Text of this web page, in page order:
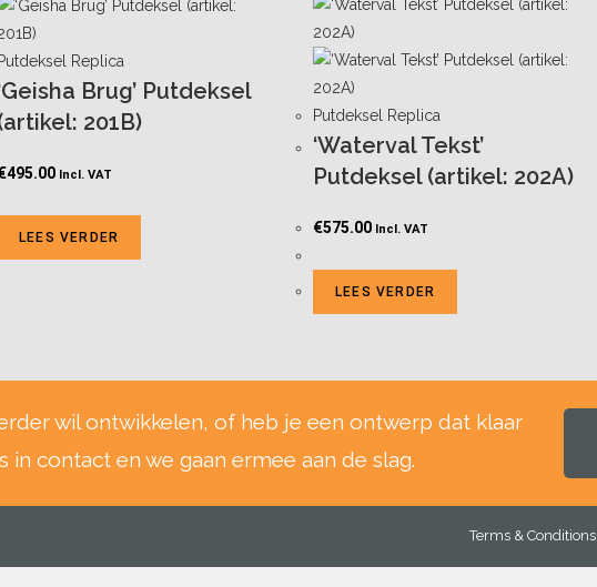
Putdeksel Replica
Brug’ Putdeksel
201B)
495.00 Incl. VAT
LEES VERDER
Putdeksel Replica
‘Waterval Tekst’
Putdeksel (artikel: 202A)
€575.00 Incl. VAT
LEES VERDER
wil ontwikkelen, of heb je een ontwerp dat klaar
contact en we gaan ermee aan de slag.
Terms & Conditions